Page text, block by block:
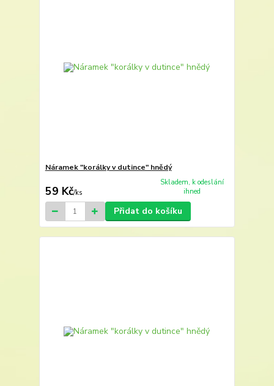
Náramek "korálky v dutince" hnědý
59 Kč/ks
Skladem, k odeslání
ihned
Přidat do košíku